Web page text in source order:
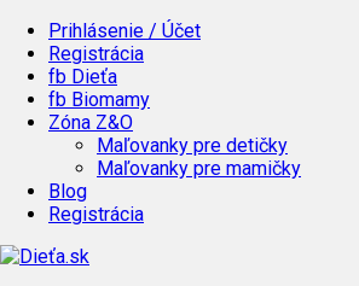
Prihlásenie / Účet
Registrácia
fb Dieťa
fb Biomamy
Zóna Z&O
Maľovanky pre detičky
Maľovanky pre mamičky
Blog
Registrácia